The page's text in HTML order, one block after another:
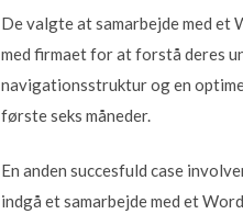
De valgte at samarbejde med et
med firmaet for at forstå deres
navigationsstruktur og en
første seks måneder.
En anden succesfuld case
indgå et samarbejde med et